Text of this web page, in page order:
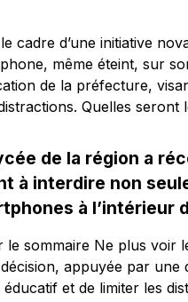
cadre d’une initiative
même éteint, sur
de la préfecture,
Quelles seront
de la région a
à interdire non
à l’intérieur
le sommaire Ne plus voir
appuyée par
et de limiter les